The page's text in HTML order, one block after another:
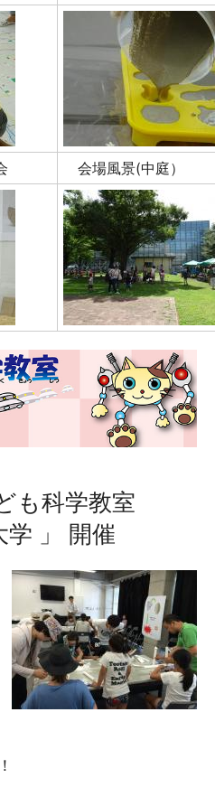
会場風景(中庭）
も科学教室
」 開催